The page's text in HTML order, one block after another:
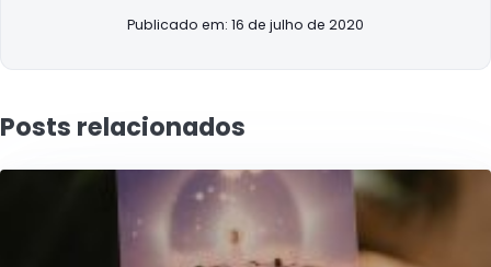
Publicado em: 16 de julho de 2020
Posts relacionados